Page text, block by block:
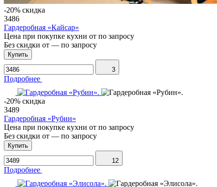
-20% скидка
3486
Гардеробная «Кайсар»
Цена при покупке кухни от по запросу
Без скидки от — по запросу
Купить
3
Подробнее
-20% скидка
3489
Гардеробная «Рубин»
Цена при покупке кухни от по запросу
Без скидки от — по запросу
Купить
12
Подробнее